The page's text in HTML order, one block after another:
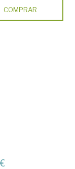
COMPRAR